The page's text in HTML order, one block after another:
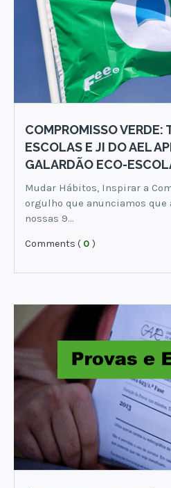
COMPROMISSO VERDE:
ESCOLAS E JI DO AEL
GALARDÃO ECO-
Mudar Hábitos, Inspirar a
orgulho que anunciamos que
nossas 9…
Comments ( 0 )